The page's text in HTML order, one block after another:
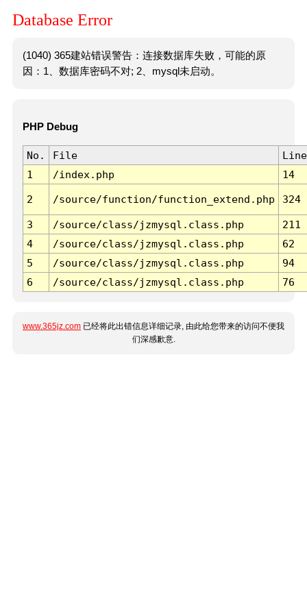
Database Error
(1040) 365建站错误警告：连接数据库失败，可能的原
因：1、数据库密码不对; 2、mysql未启动。
PHP Debug
No. File
Line
1
/index.php 14
2 /source/function/function_extend.php 324
3 /source/class/jzmysql.class.php
211
4
/source/class/jzmysql.class.php
62
5
/source/class/jzmysql.class.php
94
6
/source/class/jzmysql.class.php 76
www.365jz.com 已经将此出错信息详细记录, 由此给您带来的访问不便我
们深感歉意.